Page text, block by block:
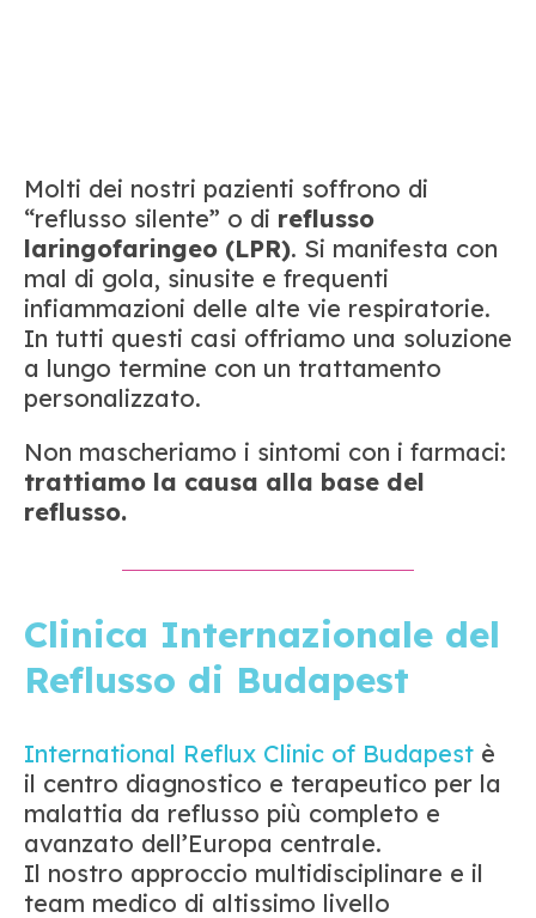
Molti dei nostri pazienti soffrono di
“reflusso silente” o di reflusso
laringofaringeo (LPR). Si manifesta con
mal di gola, sinusite e frequenti
infiammazioni delle alte vie respiratorie.
In tutti questi casi offriamo una soluzione
a lungo termine con un trattamento
personalizzato.
Non mascheriamo i sintomi con i farmaci:
trattiamo la causa alla base del
reflusso.
Clinica Internazionale del
Reflusso di Budapest
International Reflux Clinic of Budapest è
il centro diagnostico e terapeutico per la
malattia da reflusso più completo e
avanzato dell’Europa centrale.
Il nostro approccio multidisciplinare e il
team medico di altissimo livello